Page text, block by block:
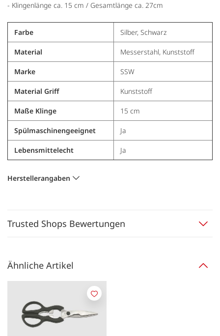
- Klingenlänge ca. 15 cm / Gesamtlänge ca. 27cm
Farbe Silber, Schwarz
Material Messerstahl, Kunststoff
Marke SSW
Material Griff Kunststoff
Maße Klinge 15 cm
Spülmaschinengeeignet Ja
Lebensmittelecht Ja
Herstellerangaben
Trusted Shops Bewertungen
Ähnliche Artikel
Merken